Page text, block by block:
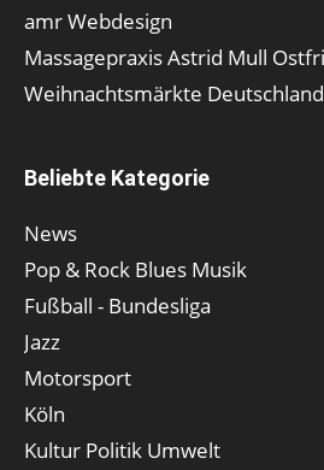
amr Webdesign
Massagepraxis Astrid Mull
Weihnachtsmärkte
Beliebte Kategorie
News
Pop & Rock Blues Musik
Fußball - Bundesliga
Jazz
Motorsport
Köln
Kultur Politik Umwelt